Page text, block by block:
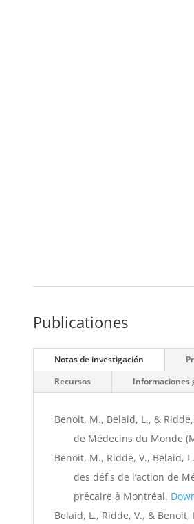
Publicationes
Notas de investigación
Recursos
Informaciones
Benoit, M., Belaid, L., &
de Médecins du Monde
Benoit, M., Ridde, V., Belaid,
des défis de l’action de
précaire à Montréal.
Belaid, L., Ridde, V., &